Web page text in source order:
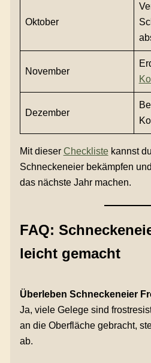
Oktober
November
Dezember
Mit dieser Checklistekannst
Schneckeneier bekämpfen
das nächste Jahr machen.
FAQ:
leicht gemacht
Überleben Schneckeneier
Ja, viele Gelege sind
an die Oberfläche gebracht,
ab.